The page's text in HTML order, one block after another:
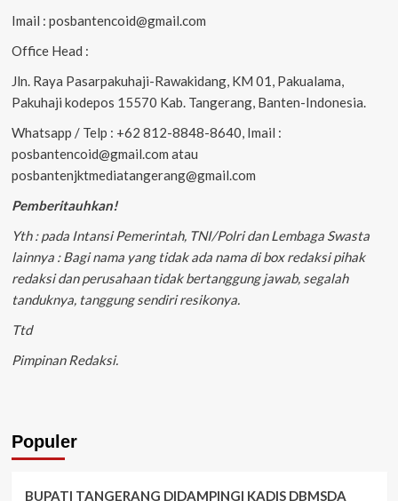
Imail : posbantencoid@gmail.com
Office Head :
Jln. Raya Pasarpakuhaji-Rawakidang, KM 01, Pakualama,
Pakuhaji kodepos 15570 Kab. Tangerang, Banten-Indonesia.
Whatsapp / Telp : +62 812-8848-8640, Imail :
posbantencoid@gmail.com atau
posbantenjktmediatangerang@gmail.com
Pemberitauhkan!
Yth : pada Intansi Pemerintah, TNI/Polri dan Lembaga Swasta
lainnya : Bagi nama yang tidak ada nama di box redaksi pihak
redaksi dan perusahaan tidak bertanggung jawab, segalah
tanduknya, tanggung sendiri resikonya.
Ttd
Pimpinan Redaksi.
Populer
BUPATI TANGERANG DIDAMPINGI KADIS DBMSDA